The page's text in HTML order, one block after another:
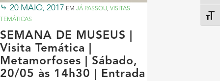
20 MAIO, 2017 EM JÁ PASSOU, VISITAS
TEMÁTICAS
SEMANA DE MUSEUS |
Visita Temática |
Metamorfoses | Sábado,
20/05 às 14h30 | Entrada